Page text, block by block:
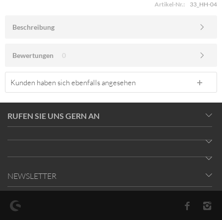
Artikel-Nr.: 33_HH-04
Beschreibung
Bewertungen 0
Kunden haben sich ebenfalls angesehen
RUFEN SIE UNS GERN AN
NEWSLETTER